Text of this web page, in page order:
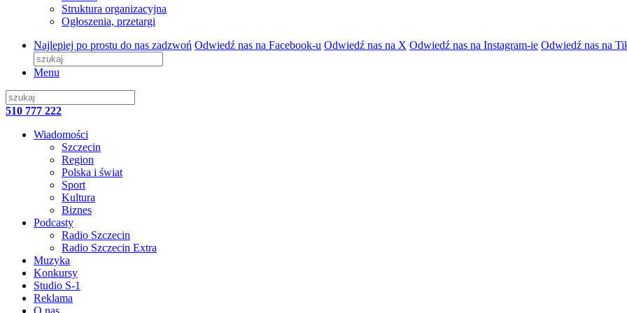
Struktura organizacyjna
Ogłoszenia, przetargi
Najlepiej po prostu do nas zadzwoń Odwiedź nas na Facebook-u Odwiedź nas na X Odwiedź nas na Instagram-ie Odwiedź nas na
Menu
510 777 222
Wiadomości
Szczecin
Region
Polska i świat
Sport
Kultura
Biznes
Podcasty
Radio Szczecin
Radio Szczecin Extra
Muzyka
Konkursy
Studio S-1
Reklama